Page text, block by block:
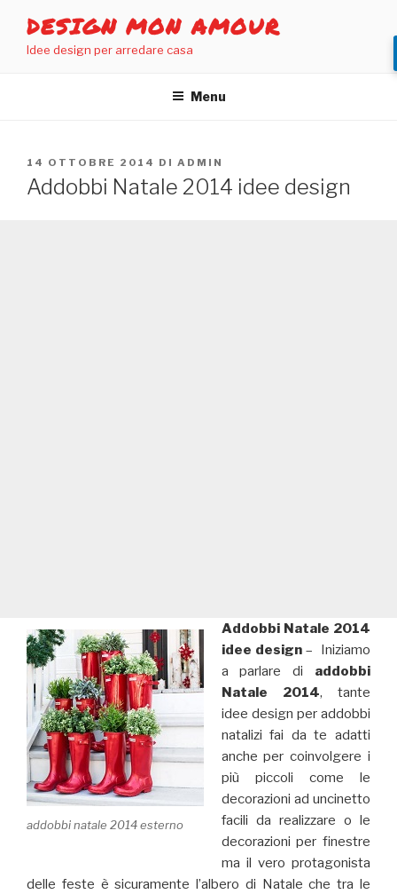
contenuto
DESIGN MON AMOUR
Idee design per arredare casa
Menu
PUBBLICATO
IL
14 OTTOBRE 2014 DI ADMIN
Addobbi Natale 2014 idee design
addobbi natale 2014 esterno
Addobbi Natale 2014
idee design– Iniziamo
a parlare di addobbi
Natale 2014, tante
idee design per addobbi
natalizi fai da te adatti
anche per coinvolgere i
più piccoli come le
decorazioni ad uncinetto
facili da realizzare o le
decorazioni per finestre
ma il vero protagonista
delle feste è sicuramente l’albero di Natale che tra le